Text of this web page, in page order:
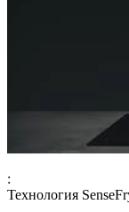
:
Технология